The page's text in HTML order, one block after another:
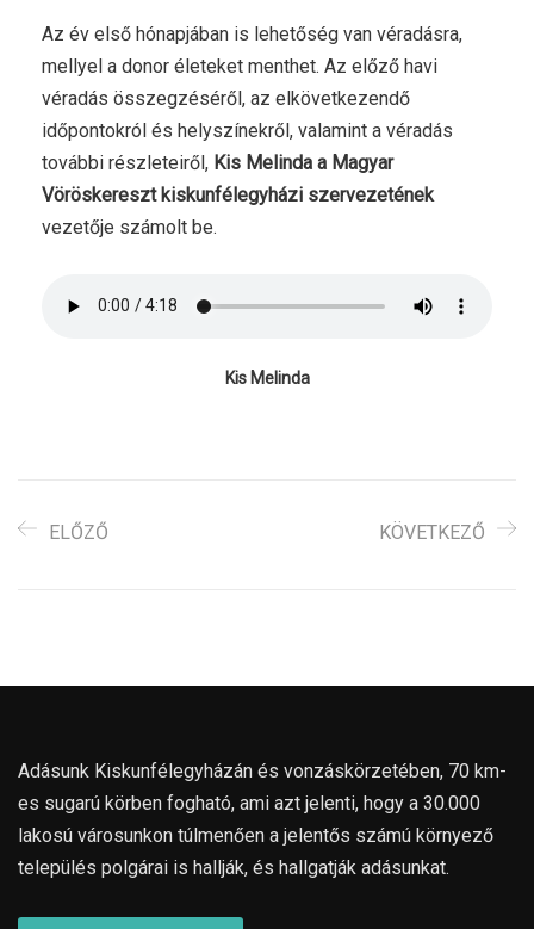
Az év első hónapjában is lehetőség van véradásra,
mellyel a donor életeket menthet. Az előző havi
véradás összegzéséről, az elkövetkezendő
időpontokról és helyszínekről, valamint a véradás
további részleteiről, Kis Melinda a Magyar
Vöröskereszt kiskunfélegyházi szervezetének
vezetője számolt be.
Kis Melinda
ELŐZŐ KÖVETKEZŐ
Adásunk Kiskunfélegyházán és vonzáskörzetében, 70 km-
es sugarú körben fogható, ami azt jelenti, hogy a 30.000
lakosú városunkon túlmenően a jelentős számú környező
település polgárai is hallják, és hallgatják adásunkat.